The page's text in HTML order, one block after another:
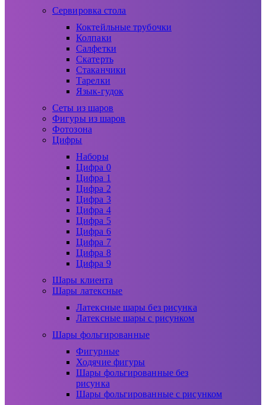
Сервировка стола
Коктейльные трубочки
Колпаки
Салфетки
Скатерть
Стаканчики
Тарелки
Язык-гудок
Сеты из шаров
Фигуры из шаров
Фотозона
Цифры
Наборы
Цифра 0
Цифра 1
Цифра 2
Цифра 3
Цифра 4
Цифра 5
Цифра 6
Цифра 7
Цифра 8
Цифра 9
Шары клиента
Шары латексные
Латексные шары без рисунка
Латексные шары с рисунком
Шары фольгированные
Фигурные
Ходячие фигуры
Шары фольгированные без
рисунка
Шары фольгированные с рисунком